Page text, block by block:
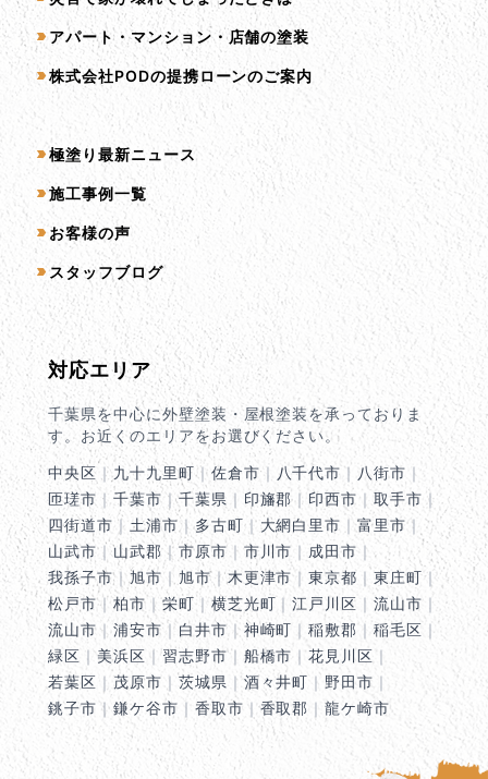
アパート・マンション・店舗の塗装
株式会社PODの提携ローンのご案内
コンテンツ一覧
極塗り最新ニュース
施工事例一覧
お客様の声
スタッフブログ
対応エリア
千葉県を中心に外壁塗装・屋根塗装を承っておりま
す。お近くのエリアをお選びください。
中央区 ｜九十九里町｜ 佐倉市｜ 八千代市 ｜ 八街市 ｜
匝瑳市 ｜ 千葉市 ｜千葉県 ｜ 印旛郡｜ 印西市｜取手市 ｜
四街道市 ｜ 土浦市｜多古町｜ 大網白里市 ｜富里市｜
山武市｜ 山武郡｜市原市 ｜ 市川市 ｜ 成田市 ｜
我孫子市｜ 旭市 ｜ 旭市｜木更津市｜東京都 ｜東庄町｜
松戸市｜ 柏市 ｜ 栄町｜ 横芝光町 ｜江戸川区 ｜流山市 ｜
流山市 ｜ 浦安市｜ 白井市 ｜ 神崎町 ｜稲敷郡 ｜稲毛区 ｜
緑区 ｜美浜区 ｜習志野市｜ 船橋市 ｜花見川区 ｜
若葉区 ｜ 茂原市 ｜ 茨城県 ｜酒々井町 ｜ 野田市 ｜
銚子市 ｜鎌ケ谷市 ｜ 香取市 ｜香取郡 ｜龍ケ崎市